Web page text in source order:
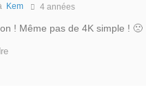
Kem 4 années
! Même pas de 4K simple ! 🙁